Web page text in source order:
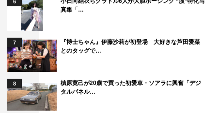
6
真集「…
7
『博士ちゃん』伊藤沙莉が初登場 大好きな芦田愛菜
とのタッグで…
8
槙原寛己が20歳で買った初愛車・ソアラに興奮「デジ
タルパネル…